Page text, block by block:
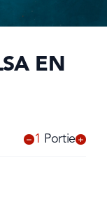
EN
- 1 Portie +